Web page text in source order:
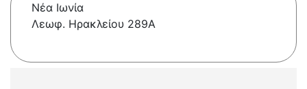
Νέα Ιωνία
Λεωφ. Ηρακλείου 289A